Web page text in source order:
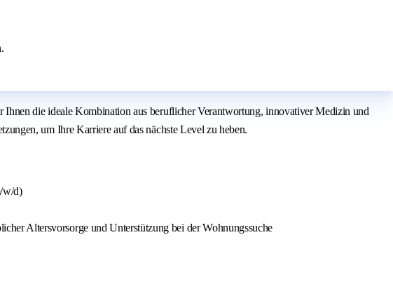
die ideale Kombination aus beruflicher Verantwortung, innovativer Medizin und
um Ihre Karriere auf das nächste Level zu heben.
w/d)
Altersvorsorge und Unterstützung bei der Wohnungssuche